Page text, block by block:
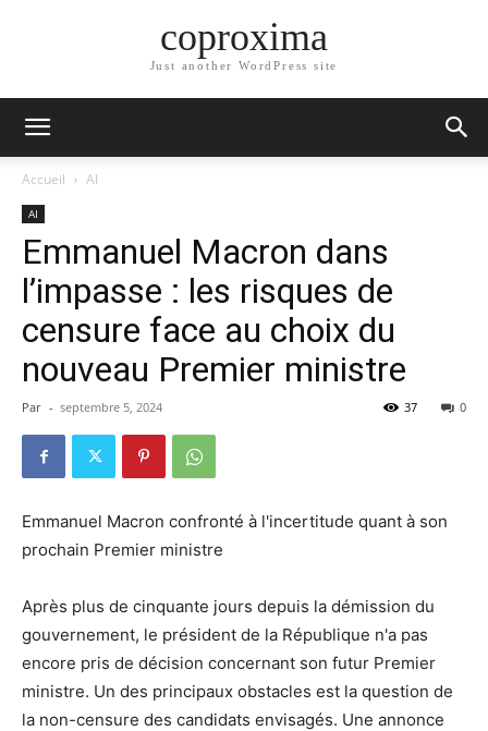
coproxima
Just another WordPress site
Accueil AI
AI
Emmanuel Macron dans
l’impasse : les risques de
censure face au choix du
nouveau Premier ministre
Par - septembre 5, 2024 0
37
Emmanuel Macron confronté à l'incertitude quant à son
prochain Premier ministre
Après plus de cinquante jours depuis la démission du
gouvernement, le président de la République n'a pas
encore pris de décision concernant son futur Premier
ministre. Un des principaux obstacles est la question de
la non-censure des candidats envisagés. Une annonce